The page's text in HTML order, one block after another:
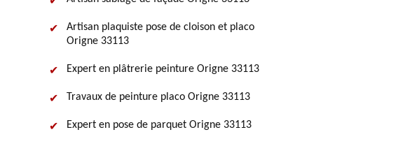
Artisan plaquiste pose de cloison et placo
Origne 33113
Expert en plâtrerie peinture Origne 33113
Travaux de peinture placo Origne 33113
Expert en pose de parquet Origne 33113